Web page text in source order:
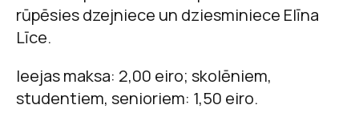
rūpēsies dzejniece un dziesminiece Elīna
Līce.
Ieejas maksa: 2,00 eiro; skolēniem,
studentiem, senioriem: 1,50 eiro.